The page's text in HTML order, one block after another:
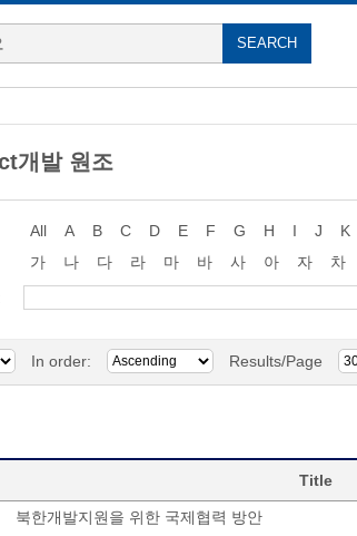
개발 원조
All A B C D E F G H I J K
가
나 다 라 마 바 사 아 자 차
In order: Results/Page
Title
북한개발지원을 위한 국제협력 방안